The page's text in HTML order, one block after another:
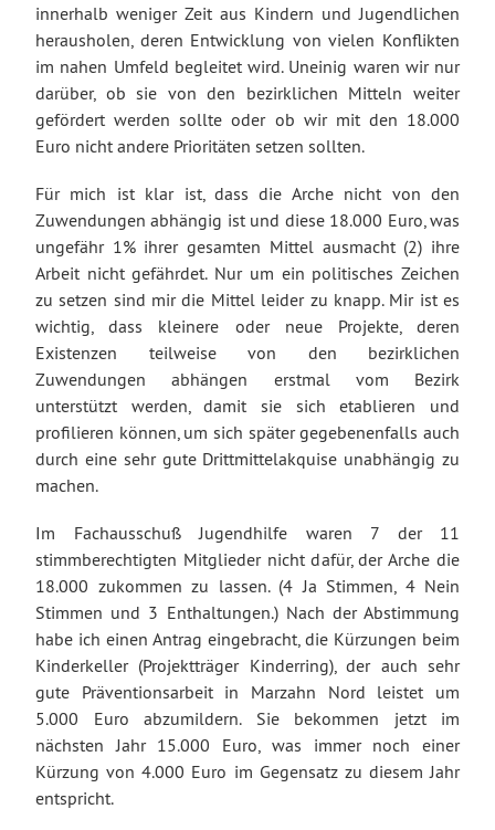
innerhalb weniger Zeit aus Kindern und Jugendlichen
herausholen, deren Entwicklung von vielen Konflikten
im nahen Umfeld begleitet wird. Uneinig waren wir nur
darüber, ob sie von den bezirklichen Mitteln weiter
gefördert werden sollte oder ob wir mit den 18.000
Euro nicht andere Prioritäten setzen sollten.
Für mich ist klar ist, dass die Arche nicht von den
Zuwendungen abhängig ist und diese 18.000 Euro, was
ungefähr 1% ihrer gesamten Mittel ausmacht (2) ihre
Arbeit nicht gefährdet. Nur um ein politisches Zeichen
zu setzen sind mir die Mittel leider zu knapp. Mir ist es
wichtig, dass kleinere oder neue Projekte, deren
Existenzen teilweise von den bezirklichen
Zuwendungen abhängen erstmal vom Bezirk
unterstützt werden, damit sie sich etablieren und
profilieren können, um sich später gegebenenfalls auch
durch eine sehr gute Drittmittelakquise unabhängig zu
machen.
Im Fachausschuß Jugendhilfe waren 7 der 11
stimmberechtigten Mitglieder nicht dafür, der Arche die
18.000 zukommen zu lassen. (4 Ja Stimmen, 4 Nein
Stimmen und 3 Enthaltungen.) Nach der Abstimmung
habe ich einen Antrag eingebracht, die Kürzungen beim
Kinderkeller (Projektträger Kinderring), der auch sehr
gute Präventionsarbeit in Marzahn Nord leistet um
5.000 Euro abzumildern. Sie bekommen jetzt im
nächsten Jahr 15.000 Euro, was immer noch einer
Kürzung von 4.000 Euro im Gegensatz zu diesem Jahr
entspricht.